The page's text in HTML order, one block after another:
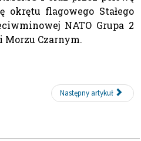
okrętu flagowego Stałego
NATO Grupa 2
Morzu Czarnym.
Następny artykuł